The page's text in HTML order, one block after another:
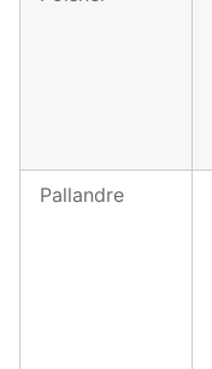
Pallandre